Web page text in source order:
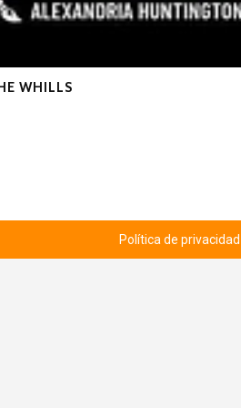
WHILLS
Política de privacidad